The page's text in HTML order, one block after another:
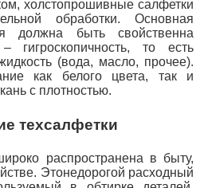
холстопрошивные салфетки
обработки. Основная
должна быть свойственна
гигроскопичность, то есть
(вода, масло, прочее).
как белого цвета, так и
с плотностью.
техсалфетки
распространена в быту,
Этонедорогой расходный